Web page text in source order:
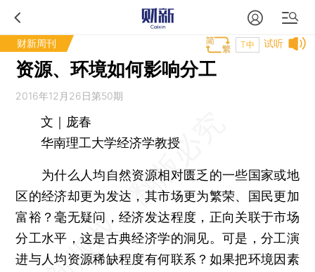
财新周刊 试听
T中
资源、环境如何影响分工
2016年12月26日第50期
文｜庞春
华南理工大学经济学教授
为什么人均自然资源相对匮乏的一些国家或地
区的经济却更为发达，其市场更为繁荣、国民更加
富裕？毫无疑问，经济发达程度，正向关联于市场
分工水平，这是古典经济学的洞见。可是，分工演
进与人均资源稀缺程度有何联系？如果把环境因素